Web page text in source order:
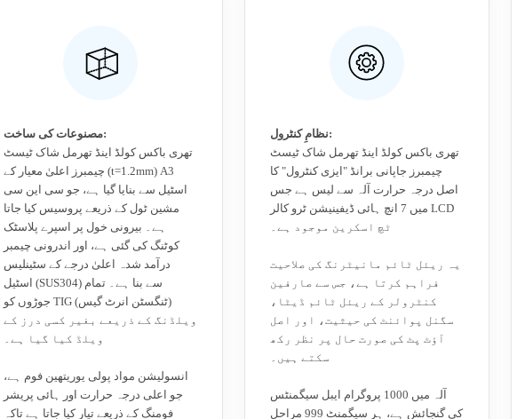
مصنوعات کی ساخت:
تھری باکس کولڈ اینڈ تھرمل شاک ٹیسٹ
چیمبرز اعلیٰ معیار کے (t=1.2mm) A3
اسٹیل سے بنایا گیا ہے، جو سی این سی
مشین ٹول کے ذریعے پروسیس کیا جاتا
ہے۔ بیرونی خول پر اسپرے پلاسٹک
کوٹنگ کی گئی ہے، اور اندرونی چیمبر
درآمد شدہ اعلیٰ درجے کے سٹینلیس
اسٹیل (SUS304) سے بنا ہے۔ تمام
جوڑوں کو TIG (ٹنگسٹن انرٹ گیس)
ویلڈنگ کے ذریعے بغیر کسی درز کے
ویلڈ کیا گیا ہے۔
انسولیشن مواد پولی یوریتھین فوم ہے،
جو اعلی درجہ حرارت اور ہائی پریشر
فومنگ کے ذریعے تیار کیا جاتا ہے تاکہ
نظامِ کنٹرول:
تھری باکس کولڈ اینڈ تھرمل شاک ٹیسٹ
چیمبرز جاپانی برانڈ "ایزی کنٹرول" کا
اصل درجہ حرارت آلہ سے لیس ہے جس
میں 7 انچ ہائی ڈیفینیشن ٹرو کالر LCD
ٹچ اسکرین موجود ہے۔
یہ ریئل ٹائم مانیٹرنگ کی صلاحیت
فراہم کرتا ہے، جس سے صارفین
کنٹرولر کے ریئل ٹائم ڈیٹا،
سگنل پوائنٹ کی حیثیت، اور اصل
آؤٹ پٹ کی صورت حال پر نظر رکھ
سکتے ہیں۔
آلہ میں 1000 پروگرام ایبل سیگمنٹس
کی گنجائش ہے، ہر سیگمنٹ 999 مراحل